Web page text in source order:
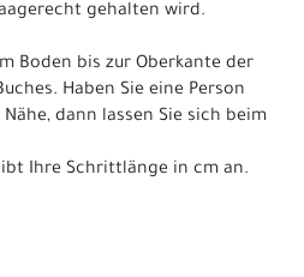
gehalten wird.
Boden bis zur Oberkante der
Haben Sie eine Person
dann lassen Sie sich beim
Ihre Schrittlänge in cm an.